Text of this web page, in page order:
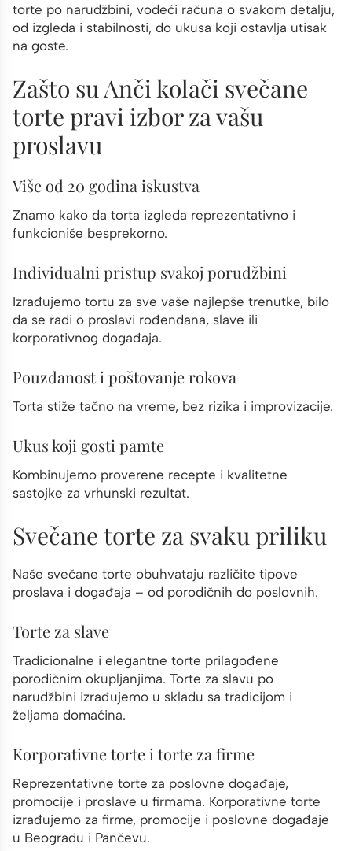
torte po narudžbini, vodeći računa o svakom detalju,
od izgleda i stabilnosti, do ukusa koji ostavlja utisak
na goste.
Zašto su Anči kolači svečane
torte pravi izbor za vašu
proslavu
Više od 20 godina iskustva
Znamo kako da torta izgleda reprezentativno i
funkcioniše besprekorno.
Individualni pristup svakoj porudžbini
Izrađujemo tortu za sve vaše najlepše trenutke, bilo
da se radi o proslavi rođendana, slave ili
korporativnog događaja.
Pouzdanost i poštovanje rokova
Torta stiže tačno na vreme, bez rizika i improvizacije.
Ukus koji gosti pamte
Kombinujemo proverene recepte i kvalitetne
sastojke za vrhunski rezultat.
Svečane torte za svaku priliku
Naše svečane torte obuhvataju različite tipove
proslava i događaja – od porodičnih do poslovnih.
Torte za slave
Tradicionalne i elegantne torte prilagođene
porodičnim okupljanjima. Torte za slavu po
narudžbini izrađujemo u skladu sa tradicijom i
željama domaćina.
Korporativne torte i torte za firme
Reprezentativne torte za poslovne događaje,
promocije i proslave u firmama. Korporativne torte
izrađujemo za firme, promocije i poslovne događaje
u Beogradu i Pančevu.